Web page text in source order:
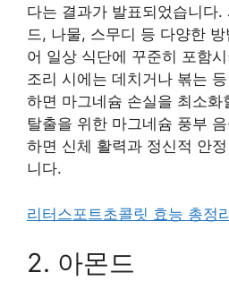
다는 결과가 발표되었습니다.
드, 나물, 스무디 등 다양한
어 일상 식단에 꾸준히 포함
조리 시에는 데치거나 볶는
하면 마그네슘 손실을 최소화
탈출을 위한 마그네슘 풍부
하면 신체 활력과 정신적 안
니다.
리터스포트초콜릿 효능 총정
2. 아몬드